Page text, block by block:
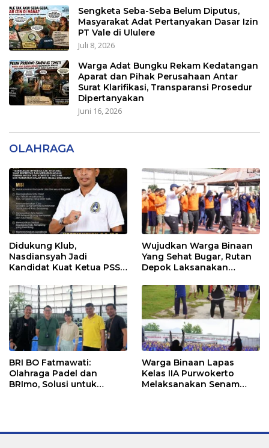
Sengketa Seba-Seba Belum Diputus,
Masyarakat Adat Pertanyakan Dasar Izin
PT Vale di Ululere
Juli 8, 2026
Warga Adat Bungku Rekam Kedatangan
Aparat dan Pihak Perusahaan Antar
Surat Klarifikasi, Transparansi Prosedur
Dipertanyakan
Juni 16, 2026
OLAHRAGA
Didukung Klub,
Nasdiansyah Jadi
Kandidat Kuat Ketua PSSI
Wujudkan Warga Binaan
Yang Sehat Bugar, Rutan
Depok Laksanakan
BRI BO Fatmawati:
Olahraga Padel dan
BRImo, Solusi untuk
Warga Binaan Lapas
Kelas IIA Purwokerto
Melaksanakan Senam